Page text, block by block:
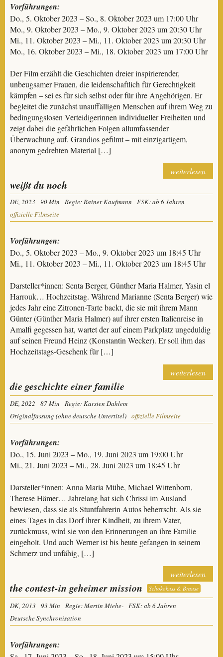
Vorführungen:
Do., 5. Oktober 2023 – So., 8. Oktober 2023 um 17:00 Uhr
Mo., 9. Oktober 2023 – Mo., 9. Oktober 2023 um 20:30 Uhr
Mi., 11. Oktober 2023 – Mi., 11. Oktober 2023 um 20:30 Uhr
Mo., 16. Oktober 2023 – Mi., 18. Oktober 2023 um 17:00 Uhr
Der Film erzählt die Geschichten dreier inspirierender,
unbeugsamer Frauen, die leidenschaftlich für Gerechtigkeit
kämpfen – sei es für sich selbst oder für ihre Angehörigen. Er
begleitet die zunächst unauffälligen Menschen auf ihrem Weg zu
bedingungslosen Verteidigerinnen individueller Freiheiten und
zeigt dabei die gefährlichen Folgen allumfassender
Überwachung auf. Grandios gefilmt – mit einzigartigem,
anonym gedrehten Material […]
weiterlesen
weißt du noch
DE, 2023 90 Min Regie: Rainer Kaufmann
FSK: ab 6 Jahren
offizielle Filmseite
Vorführungen:
Do., 5. Oktober 2023 – Mo., 9. Oktober 2023 um 18:45 Uhr
Mi., 11. Oktober 2023 – Mi., 11. Oktober 2023 um 18:45 Uhr
Darsteller*innen: Senta Berger, Günther Maria Halmer, Yasin el
Harrouk… Hochzeitstag. Während Marianne (Senta Berger) wie
jedes Jahr eine Zitronen-Tarte backt, die sie mit ihrem Mann
Günter (Günther Maria Halmer) auf ihrer ersten Italienreise in
Amalfi gegessen hat, wartet der auf einem Parkplatz ungeduldig
auf seinen Freund Heinz (Konstantin Wecker). Er soll ihm das
Hochzeitstags-Geschenk für […]
weiterlesen
die geschichte einer familie
DE, 2022 87 Min
Regie: Karsten Dahlem
Originalfassung (ohne deutsche Untertitel) offizielle Filmseite
Vorführungen:
Do., 15. Juni 2023 – Mo., 19. Juni 2023 um 19:00 Uhr
Mi., 21. Juni 2023 – Mi., 28. Juni 2023 um 18:45 Uhr
Darsteller*innen: Anna Maria Mühe, Michael Wittenborn,
Therese Hämer… Jahrelang hat sich Chrissi im Ausland
bewiesen, dass sie als Stuntfahrerin Autos beherrscht. Als sie
eines Tages in das Dorf ihrer Kindheit, zu ihrem Vater,
zurückmuss, wird sie von den Erinnerungen an ihre Familie
eingeholt. Und auch Werner ist bis heute gefangen in seinem
Schmerz und unfähig, […]
weiterlesen
the contest-in geheimer mission Schokokuss & Brause
DK, 2013 93 Min Regie: Martin Miehe- FSK: ab 6 Jahren
Deutsche Synchronisation
Vorführungen: